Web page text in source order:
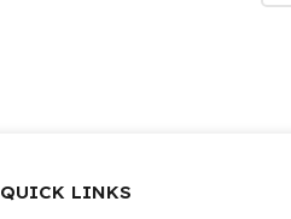
QUICK LINKS